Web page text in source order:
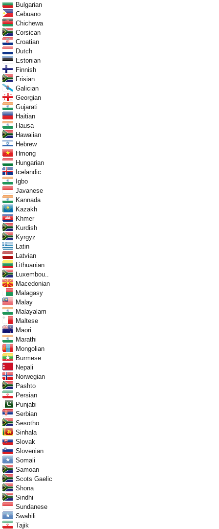
Bulgarian
Cebuano
Chichewa
Corsican
Croatian
Dutch
Estonian
Finnish
Frisian
Galician
Georgian
Gujarati
Haitian
Hausa
Hawaiian
Hebrew
Hmong
Hungarian
Icelandic
Igbo
Javanese
Kannada
Kazakh
Khmer
Kurdish
Kyrgyz
Latin
Latvian
Lithuanian
Luxembou..
Macedonian
Malagasy
Malay
Malayalam
Maltese
Maori
Marathi
Mongolian
Burmese
Nepali
Norwegian
Pashto
Persian
Punjabi
Serbian
Sesotho
Sinhala
Slovak
Slovenian
Somali
Samoan
Scots Gaelic
Shona
Sindhi
Sundanese
Swahili
Tajik